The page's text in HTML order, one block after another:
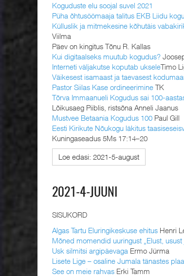
Koguduste elu soojal suvel 2021
Püha õhtusöömaaja talitus EKB Liidu
Külluslik ja mitmekesine kõhutäis
Viilma
Päev on kingitus Tõnu R. Kallas
Kui digitaalseks muutub kogudus?
Interneti väljakutse koputab ukseleTimo
Väikesest isamaast ja taevasest
Pastor Siilas Kase ordineerimine TK
Tõrva Immaanueli Kogudus sai 100-
Lõikusaeg Piiblis, ristsõna Anneli Jaanus
Mustvee Betaania Kogudus 100 Paul Gill
Eesti Kirikute Nõukogu läkitus
Kuningaseadus 5Ms 17:14–20
Loe edasi: 2021-5-august
2021-4-JUUNI
SISUKORD
Algas Tartu Eluringikeskuse ehitus Henri
Mõned momendid uuringust „Elust, usust
Usk silmitsi argipäevaga Ermo Jürma
Lisete Lige – osaline Jumala tänastes
See on meie rahvas Erki Tamm